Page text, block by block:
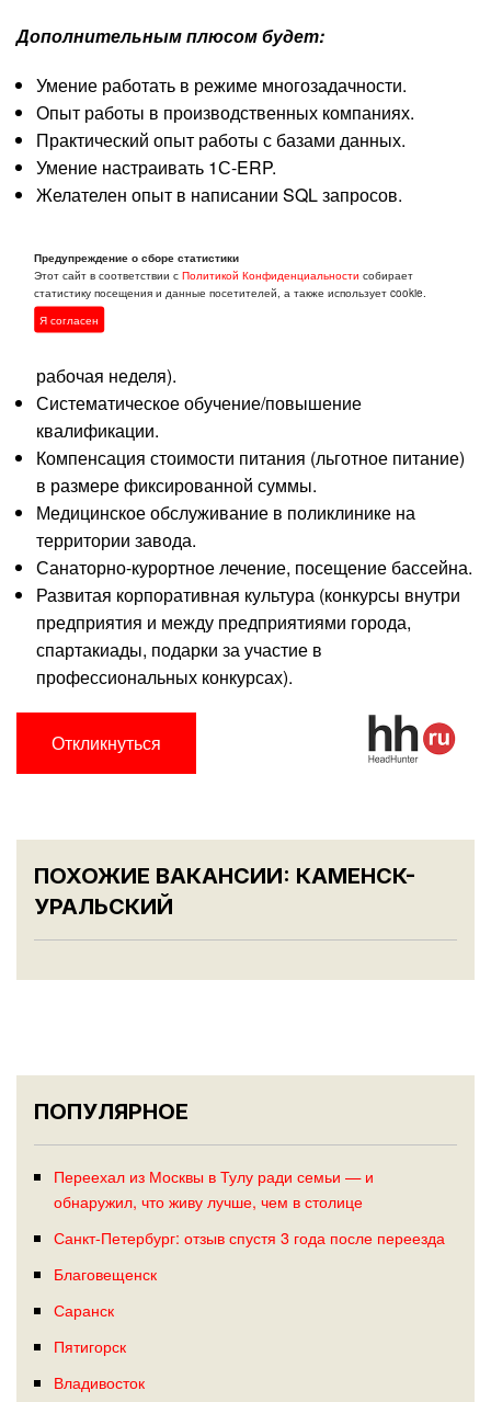
Дополнительным плюсом будет:
Умение работать в режиме многозадачности.
Опыт работы в производственных компаниях.
Практический опыт работы с базами данных.
Умение настраивать 1С-ERP.
Желателен опыт в написании SQL запросов.
Работа на крупном металлургическом предприятии.
Удалённый формат работы НЕ РАССМАТРИВАЕМ.
рабочая неделя).
Систематическое обучение/повышение
квалификации.
Компенсация стоимости питания (льготное питание)
в размере фиксированной суммы.
Медицинское обслуживание в поликлинике на
территории завода.
Санаторно-курортное лечение, посещение бассейна.
Развитая корпоративная культура (конкурсы внутри
предприятия и между предприятиями города,
спартакиады, подарки за участие в
профессиональных конкурсах).
Откликнуться
ПОХОЖИЕ ВАКАНСИИ: КАМЕНСК-
УРАЛЬСКИЙ
ПОПУЛЯРНОЕ
Переехал из Москвы в Тулу ради семьи — и
обнаружил, что живу лучше, чем в столице
Санкт-Петербург: отзыв спустя 3 года после переезда
Благовещенск
Саранск
Пятигорск
Владивосток
Предупреждение о сборе статистики
Этот сайт в соответствии сПолитикой Конфиденциальности собирает
статистику посещения и данные посетителей, а также использует cookie.
Я согласен